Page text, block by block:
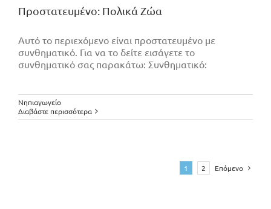
Πρoστατευμένο: Πολικά Ζώα
Αυτό το περιεχόμενο είναι προστατευμένο με
συνθηματικό. Για να το δείτε εισάγετε το
συνθηματικό σας παρακάτω: Συνθηματικό:
Νηπιαγωγείο
Διαβάστε περισσότερα
1 2 Επόμενο